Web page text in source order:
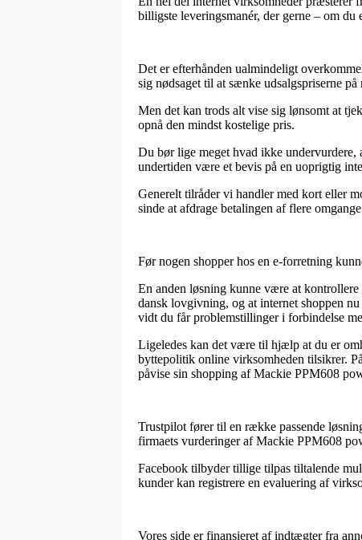
billigste leveringsmanér, der gerne – om
Det er efterhånden ualmindeligt
sig nødsaget til at sænke udsalgspriserne
Men det kan trods alt vise sig lønsomt at
opnå den mindst kostelige pris.
Du bør lige meget hvad ikke
undertiden være et bevis på en uoprigtig
Generelt tilråder vi handler med kort eller
sinde at afdrage betalingen af flere
Før nogen shopper hos en e-forretning
En anden løsning kunne være at
dansk lovgivning, og at internet shoppen
vidt du får problemstillinger i forbindelse
Ligeledes kan det være til hjælp at du er
byttepolitik online virksomheden tilsikrer.
påvise sin shopping af Mackie PPM608
Trustpilot fører til en række passende
firmaets vurderinger af Mackie PPM608
Facebook tilbyder tillige tilpas tiltalende
kunder kan registrere en evaluering af
Vores side er finansieret af indtægter fra